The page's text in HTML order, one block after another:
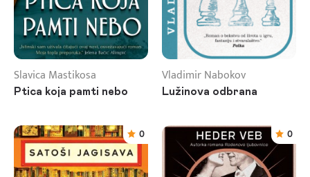
Slavica Mastikosa
Ptica koja pamti nebo
Vladimir Nabokov
Lužinova odbrana
0 0